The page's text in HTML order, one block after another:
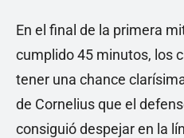
En el final de la primera
cumplido 45 minutos, los
tener una chance
de Cornelius que el
consiguió despejar en la